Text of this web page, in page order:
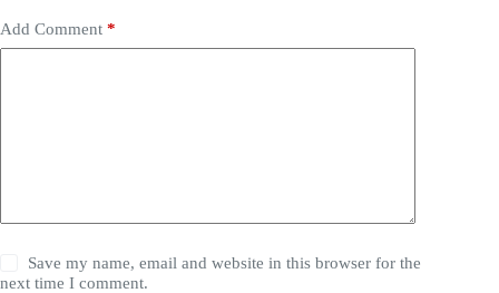
Add Comment *
Save my name, email and website in this browser for the
next time I comment.